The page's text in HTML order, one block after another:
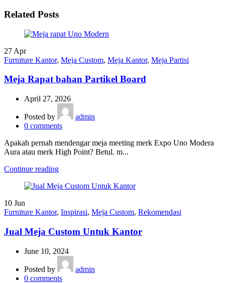
Related Posts
27 Apr
Furniture Kantor, Meja Custom, Meja Kantor, Meja Partisi
Meja Rapat bahan Partikel Board
April 27, 2026
Posted by
admin
0 comments
Apakah pernah mendengar meja meeting merk Expo Uno Modera
Aura atau merk High Point? Betul. m...
Continue reading
10 Jun
Furniture Kantor, Inspirasi, Meja Custom, Rekomendasi
Jual Meja Custom Untuk Kantor
June 10, 2024
Posted by
admin
0 comments